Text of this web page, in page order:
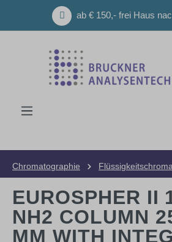
Zum Hauptinhalt springen
ab € 150,- frei Haus
Chromatographie
EUROSPHER II
NH2 COLUMN
MM WITH